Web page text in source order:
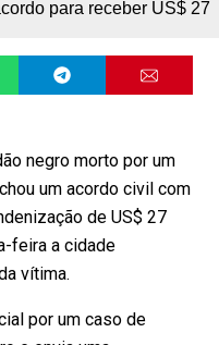
negro morto por um
um acordo civil com
de US$ 27
feira a cidade
vítima.
por um caso de